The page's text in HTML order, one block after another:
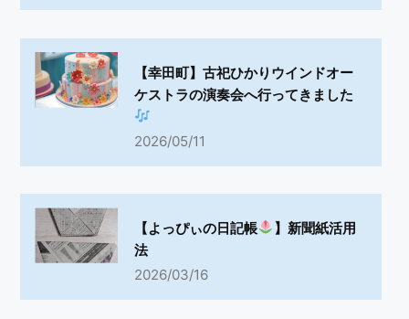
【幸田町】古祀ひかりウインドオー
ケストラの演奏会へ行ってきました
2026/05/11
【よっぴぃの日記帳
】新聞紙活用
法
2026/03/16